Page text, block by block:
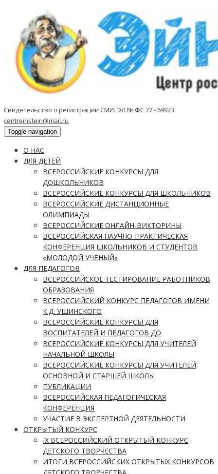
Свидетельство о регистрации СМИ: ЭЛ № ФС 77 - 69923
centreinstein@mail.ru
Toggle navigation
О НАС
ДЛЯ ДЕТЕЙ
ВСЕРОССИЙСКИЕ КОНКУРСЫ ДЛЯ
ДОШКОЛЬНИКОВ
ВСЕРОССИЙСКИЕ КОНКУРСЫ ДЛЯ ШКОЛЬНИКОВ
ВСЕРОССИЙСКИЕ ДИСТАНЦИОННЫЕ
ОЛИМПИАДЫ
ВСЕРОССИЙСКИЕ ОНЛАЙН-ВИКТОРИНЫ
ВСЕРОССИЙСКАЯ НАУЧНО-ПРАКТИЧЕСКАЯ
КОНФЕРЕНЦИЯ ШКОЛЬНИКОВ И СТУДЕНТОВ
«МОЛОДОЙ УЧЁНЫЙ»
ДЛЯ ПЕДАГОГОВ
ВСЕРОССИЙСКОЕ ТЕСТИРОВАНИЕ РАБОТНИКОВ
ОБРАЗОВАНИЯ
ВСЕРОССИЙСКИЙ КОНКУРС ПЕДАГОГОВ ИМЕНИ
К.Д. УШИНСКОГО
ВСЕРОССИЙСКИЕ КОНКУРСЫ ДЛЯ
ВОСПИТАТЕЛЕЙ И ПЕДАГОГОВ ДО
ВСЕРОССИЙСКИЕ КОНКУРСЫ ДЛЯ УЧИТЕЛЕЙ
НАЧАЛЬНОЙ ШКОЛЫ
ВСЕРОССИЙСКИЕ КОНКУРСЫ ДЛЯ УЧИТЕЛЕЙ
ОСНОВНОЙ И СТАРШЕЙ ШКОЛЫ
ПУБЛИКАЦИИ
ВСЕРОССИЙСКАЯ ПЕДАГОГИЧЕСКАЯ
КОНФЕРЕНЦИЯ
УЧАСТИЕ В ЭКСПЕРТНОЙ ДЕЯТЕЛЬНОСТИ
ОТКРЫТЫЙ КОНКУРС
IX ВСЕРОССИЙСКИЙ ОТКРЫТЫЙ КОНКУРС
ДЕТСКОГО ТВОРЧЕСТВА
ИТОГИ ВСЕРОССИЙСКИХ ОТКРЫТЫХ КОНКУРСОВ